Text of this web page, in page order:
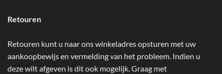
Retouren
Retouren kunt u naar ons winkeladres opsturen met uw
aankoopbewijs en vermelding van het probleem. Indien u
deze wilt afgeven is dit ook mogelijk. Graag met